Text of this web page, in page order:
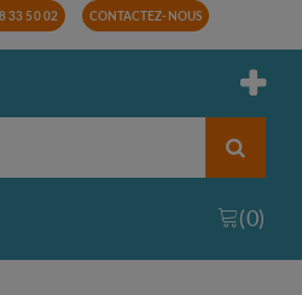
33 50 02 CONTACTEZ-NOUS
(0)